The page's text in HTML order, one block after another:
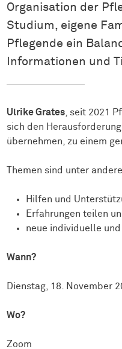
Organisation der
Studium, eigene
Pflegende ein
Informationen und
Ulrike Grates , seit 2021
sich den
übernehmen, zu einem
Themen sind unter
Hilfen und
Erfahrungen teilen
neue individuelle
Wann?
Dienstag, 18. November
Wo?
Zoom